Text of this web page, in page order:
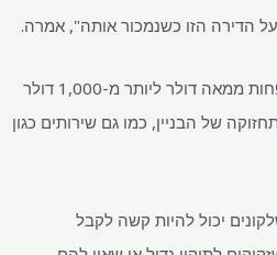
הדירה הזו כשנמכור אותה", אמרה.
דמי הדירה, שיכולים לנוע בין פחות ממאה דולר ליותר מ-1,000 דולר
של הבניין, כמו גם שירותים כגון
יכול להיות קשה לקבל